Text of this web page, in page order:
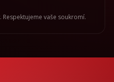
vaše soukromí.